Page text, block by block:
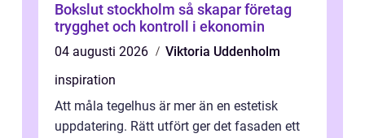
Bokslut stockholm så skapar företag
trygghet och kontroll i ekonomin
04 augusti 2026
Viktoria Uddenholm
inspiration
Att måla tegelhus är mer än en estetisk
uppdatering. Rätt utfört ger det fasaden ett